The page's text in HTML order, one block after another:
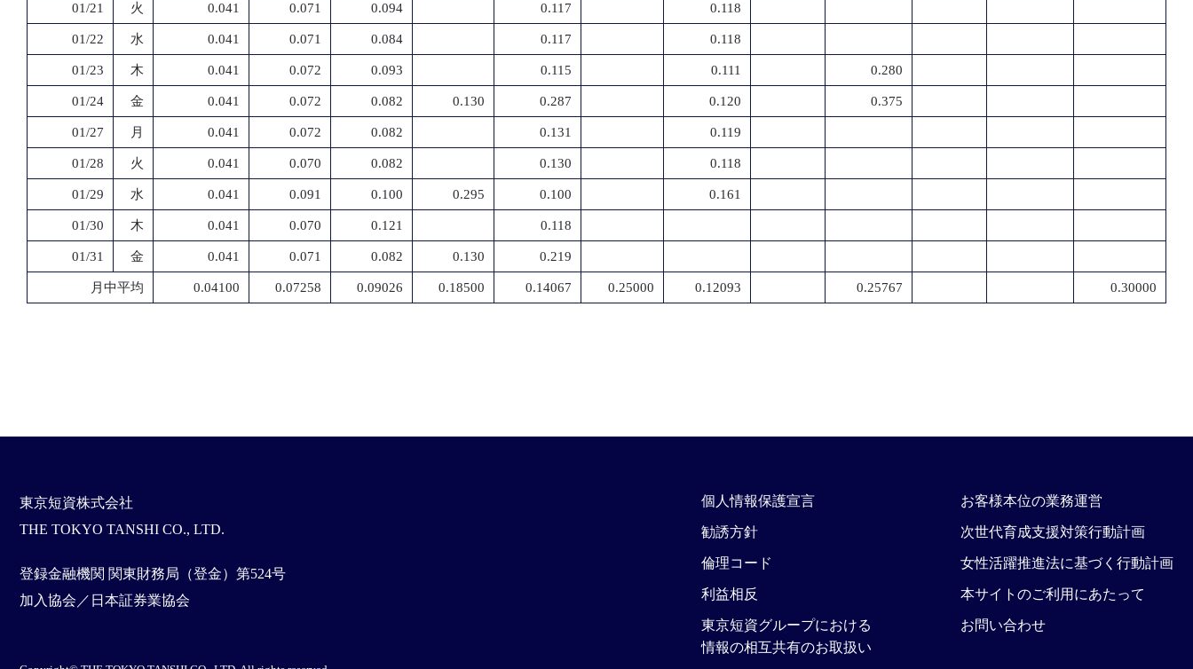
01/21 火 0.041 0.071 0.094 0.117 0.118
01/22 水 0.041 0.071 0.084 0.117 0.118
01/23 木 0.041 0.072 0.093 0.115 0.111 0.280
01/24 金 0.041 0.072 0.082 0.130 0.287 0.120 0.375
01/27 月 0.041 0.072 0.082 0.131 0.119
01/28 火 0.041 0.070 0.082 0.130 0.118
01/29 水 0.041 0.091 0.100 0.295 0.100 0.161
01/30 木 0.041 0.070 0.121 0.118
01/31 金 0.041 0.071 0.082 0.130 0.219
月中平均 0.04100 0.07258 0.09026 0.18500 0.14067 0.25000 0.12093 0.25767 0.30000
東京短資株式会社
THE TOKYO TANSHI CO., LTD.
登録金融機関 関東財務局（登金）第524号
加入協会／日本証券業協会
個人情報保護宣言
勧誘方針
倫理コード
利益相反
東京短資グループにおける
情報の相互共有のお取扱い
お客様本位の業務運営
次世代育成支援対策行動計画
女性活躍推進法に基づく行動計画
本サイトのご利用にあたって
お問い合わせ